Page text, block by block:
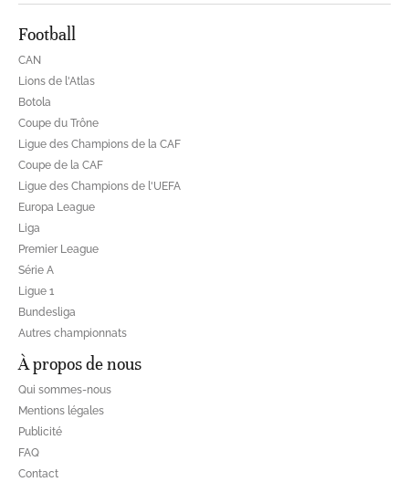
Football
CAN
Lions de l'Atlas
Botola
Coupe du Trône
Ligue des Champions de la CAF
Coupe de la CAF
Ligue des Champions de l'UEFA
Europa League
Liga
Premier League
Série A
Ligue 1
Bundesliga
Autres championnats
À propos de nous
Qui sommes-nous
Mentions légales
Publicité
FAQ
Contact